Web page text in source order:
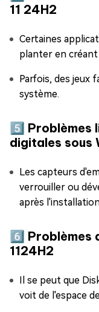
11 24H2
Certaines
planter en créant
Parfois, des
système.
5️⃣ Problèmes
digitales sous
Les capteurs
verrouiller ou
après
6️⃣ Problèmes
1124H2
Il se peut que
voit de l'espace